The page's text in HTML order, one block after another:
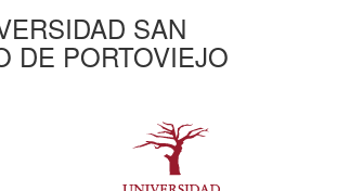
SAN
DE PORTOVIEJO